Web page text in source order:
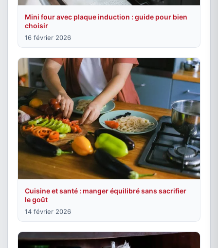
Mini four avec plaque induction : guide pour bien
choisir
16 février 2026
Cuisine et santé : manger équilibré sans sacrifier
le goût
14 février 2026